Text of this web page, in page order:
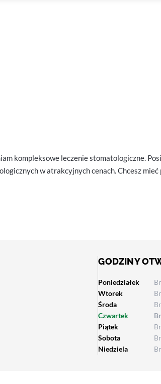
kompleksowe leczenie stomatologiczne.
w atrakcyjnych cenach. Chcesz
GODZINY
Poniedziałek
Wtorek
Środa
Czwartek
Piątek
Sobota
Niedziela